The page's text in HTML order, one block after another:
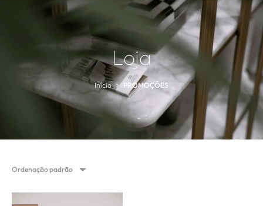
Loja
Início PROMOÇÕES
Ordenação padrão